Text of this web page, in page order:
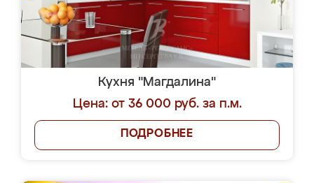
Кухня "Магдалина"
Цена: от 36 000 руб. за п.м.
ПОДРОБНЕЕ